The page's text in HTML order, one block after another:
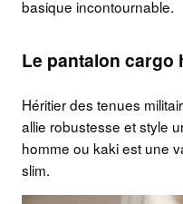
basique incontournable.
Le pantalon cargo
Héritier des tenues
allie robustesse et style
homme ou kaki est une
slim.